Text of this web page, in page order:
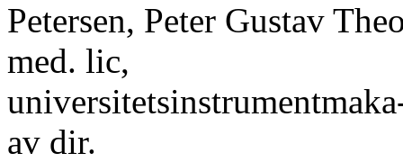
Petersen, Peter Gustav
med. lic,
av dir.